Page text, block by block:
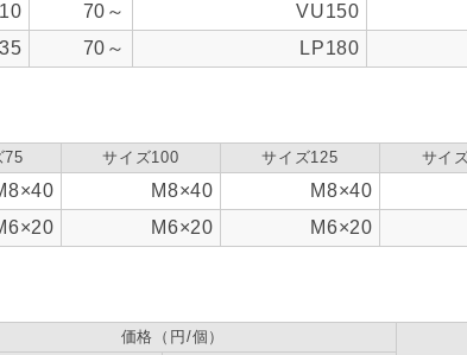
70～ VU150
70～ LP180
75 サイズ100 サイズ125 サイ
M8×40 M8×40
M6×20 M6×20
価格（円/個）